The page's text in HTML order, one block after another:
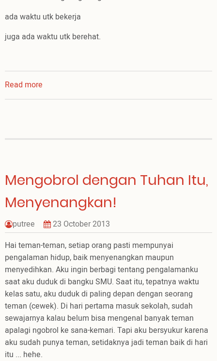
ada waktu utk bekerja
juga ada waktu utk berehat.
Read more
Indah
Mengobrol dengan Tuhan Itu,
Menyenangkan!
putree
23 October 2013
Hai teman-teman, setiap orang pasti mempunyai
pengalaman hidup, baik menyenangkan maupun
menyedihkan. Aku ingin berbagi tentang pengalamanku
saat aku duduk di bangku SMU. Saat itu, tepatnya waktu
kelas satu, aku duduk di paling depan dengan seorang
teman (cewek). Di hari pertama masuk sekolah, sudah
sewajarnya kalau belum bisa mengenal banyak teman
apalagi ngobrol ke sana-kemari. Tapi aku bersyukur karena
aku sudah punya teman, setidaknya jadi teman baik di hari
itu ... hehe.